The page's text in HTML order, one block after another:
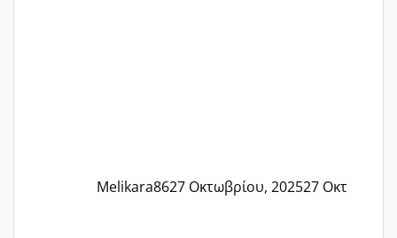
Melikara8627 Οκτωβρίου, 202527 Οκτ